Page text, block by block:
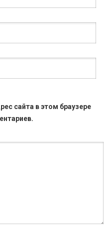
сайта в этом браузере